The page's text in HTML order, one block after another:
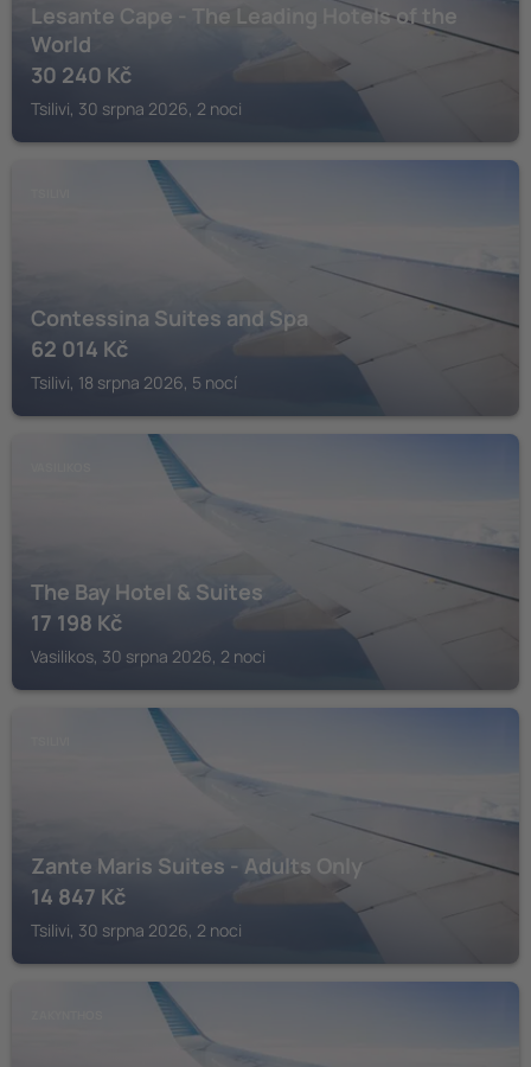
Lesante Cape - The Leading Hotels of the
World
30 240 Kč
Tsilivi, 30 srpna 2026, 2 noci
Contessina Suites and Spa
62 014 Kč
Tsilivi, 18 srpna 2026, 5 nocí
The Bay Hotel & Suites
17 198 Kč
Vasilikos, 30 srpna 2026, 2 noci
Zante Maris Suites - Adults Only
14 847 Kč
Tsilivi, 30 srpna 2026, 2 noci